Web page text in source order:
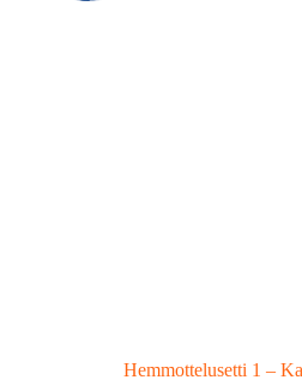
Hemmottelusetti 1 –